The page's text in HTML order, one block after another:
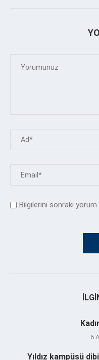
Bilgilerini sonraki yorum
6
Yıldız kampüsü